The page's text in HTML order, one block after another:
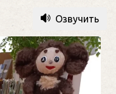
Озвучить